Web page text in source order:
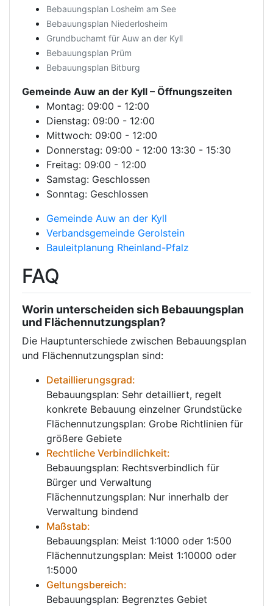
Bebauungsplan Losheim am See
Bebauungsplan Niederlosheim
Grundbuchamt für Auw an der Kyll
Bebauungsplan Prüm
Bebauungsplan Bitburg
Gemeinde Auw an der Kyll – Öffnungszeiten
Montag: 09:00 - 12:00
Dienstag: 09:00 - 12:00
Mittwoch: 09:00 - 12:00
Donnerstag: 09:00 - 12:00 13:30 - 15:30
Freitag: 09:00 - 12:00
Samstag: Geschlossen
Sonntag: Geschlossen
Gemeinde Auw an der Kyll
Verbandsgemeinde Gerolstein
Bauleitplanung Rheinland-Pfalz
FAQ
Worin unterscheiden sich Bebauungsplan
und Flächennutzungsplan?
Die Hauptunterschiede zwischen Bebauungsplan
und Flächennutzungsplan sind:
Detaillierungsgrad:
Bebauungsplan: Sehr detailliert, regelt
konkrete Bebauung einzelner Grundstücke
Flächennutzungsplan: Grobe Richtlinien für
größere Gebiete
Rechtliche Verbindlichkeit:
Bebauungsplan: Rechtsverbindlich für
Bürger und Verwaltung
Flächennutzungsplan: Nur innerhalb der
Verwaltung bindend
Maßstab:
Bebauungsplan: Meist 1:1000 oder 1:500
Flächennutzungsplan: Meist 1:10000 oder
1:5000
Geltungsbereich:
Bebauungsplan: Begrenztes Gebiet